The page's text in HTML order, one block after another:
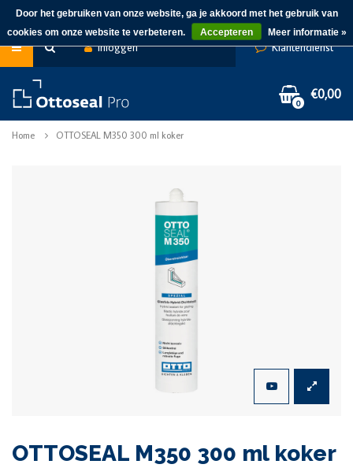
Inloggen Klantendienst
0
€0,00
Home OTTOSEAL M350 300 ml koker
OTTOSEAL M350 300 ml koker
Door het gebruiken van onze website, ga je akkoord met het gebruik van
cookies om onze website te verbeteren.
Accepteren Meer informatie »